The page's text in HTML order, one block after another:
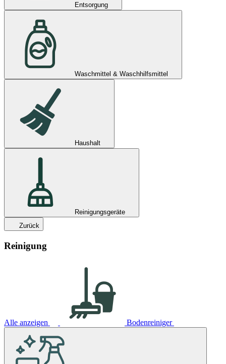
Entsorgung
Waschmittel & Waschhilfsmittel
Haushalt
Reinigungsgeräte
Zurück
Reinigung
Alle anzeigen Bodenreiniger